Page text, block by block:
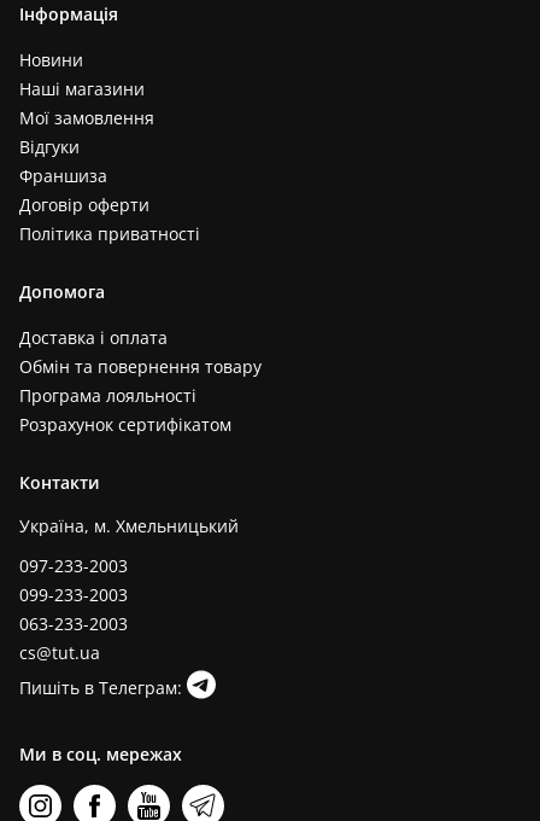
Інформація
Новини
Наші магазини
Мої замовлення
Відгуки
Франшиза
Договір оферти
Політика приватності
Допомога
Доставка і оплата
Обмін та повернення товару
Програма лояльності
Розрахунок сертифікатом
Контакти
Україна, м. Хмельницький
097-233-2003
099-233-2003
063-233-2003
cs@tut.ua
Пишіть в Телеграм:
Ми в соц. мережах